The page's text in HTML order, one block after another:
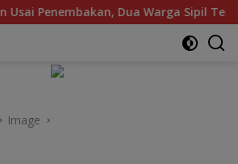
Penembakan, Dua Warga Sipil Terluka
Image